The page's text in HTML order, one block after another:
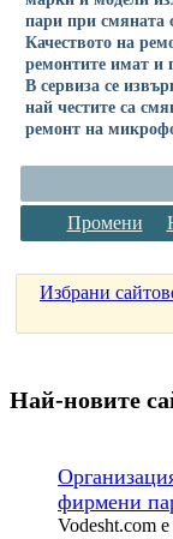
пари при смяната
Качеството на
ремонтите имат и
В сервиза се
най честите са
ремонт на
Промени
Избрани
Най-новите
фирмени
Vodesht.com